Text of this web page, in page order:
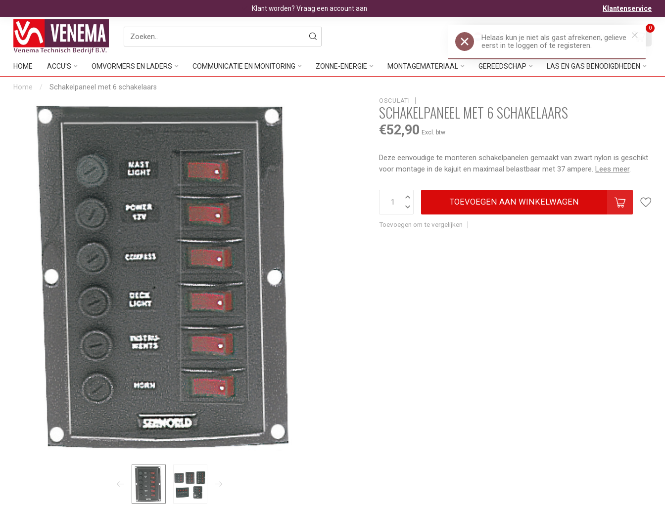
Klant worden? Vraag een account aan Klantenservice
EUR Mijn account Verlanglijst
0
HOME ACCU'S OMVORMERS EN LADERS COMMUNICATIE EN MONITORING ZONNE-ENERGIE MONTAGEMATERIAAL GEREEDSCHAP LAS EN GAS BENODIGDHEDEN
Home / Schakelpaneel met 6 schakelaars
OSCULATI
SCHAKELPANEEL MET 6 SCHAKELAARS
€52,90 Excl. btw
Deze eenvoudige te monteren schakelpanelen gemaakt van zwart nylon is geschikt
voor montage in de kajuit en maximaal belastbaar met 37 ampere.Lees meer.
TOEVOEGEN AAN WINKELWAGEN
Toevoegen om te vergelijken